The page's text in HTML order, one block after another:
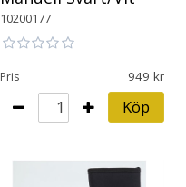
10200177
Pris 949
Köp